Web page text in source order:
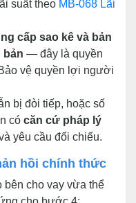
suất theo MB-068 Lãi
cấp sao kê và bản
bản — đây là quyền
vệ quyền lợi người
bị đòi tiếp, hoặc số
có căn cứ pháp lý
yêu cầu đối chiếu.
hồi chính thức
bên cho vay vừa thể